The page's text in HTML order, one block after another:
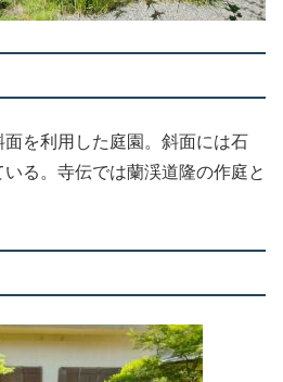
を利用した庭園。斜面には石
る。寺伝では蘭渓道隆の作庭と